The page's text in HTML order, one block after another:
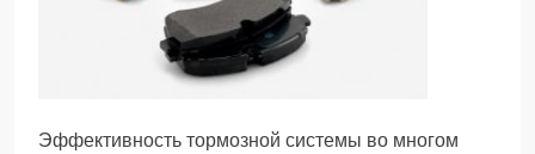
Эффективность тормозной системы во многом